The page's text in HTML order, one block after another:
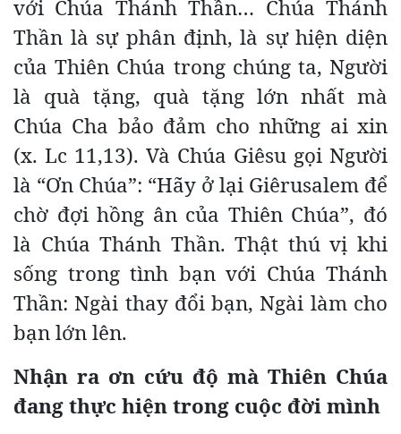
với Chúa Thánh Thần… Chúa Thánh
Thần là sự phân định, là sự hiện diện
của Thiên Chúa trong chúng ta, Người
là quà tặng, quà tặng lớn nhất mà
Chúa Cha bảo đảm cho những ai xin
(x. Lc 11,13). Và Chúa Giêsu gọi Người
là “Ơn Chúa”: “Hãy ở lại Giêrusalem để
chờ đợi hồng ân của Thiên Chúa”, đó
là Chúa Thánh Thần. Thật thú vị khi
sống trong tình bạn với Chúa Thánh
Thần: Ngài thay đổi bạn, Ngài làm cho
bạn lớn lên.
Nhận ra ơn cứu độ mà Thiên Chúa
đang thực hiện trong cuộc đời mình